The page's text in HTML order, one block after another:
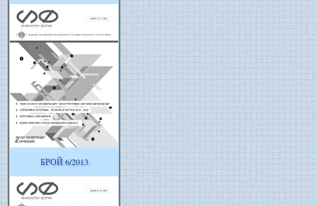
БРОЙ 6/2013